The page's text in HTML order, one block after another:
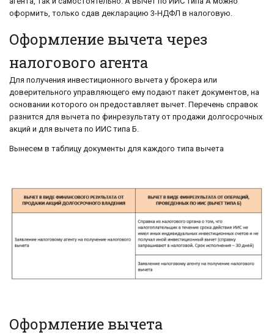
оформить, только сдав декларацию 3-НДФЛ в налоговую.
Оформление вычета через
налогового агента
Для получения инвестиционного вычета у брокера или
доверительного управляющего ему подают пакет документов, на
основании которого он предоставляет вычет. Перечень справок
разнится для вычета по финрезультату от продажи долгосрочных
акций и для вычета по ИИС типа Б.
Вынесем в таблицу документы для каждого типа вычета
Оформление вычета